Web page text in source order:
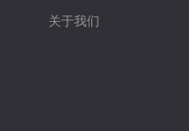
关于我们